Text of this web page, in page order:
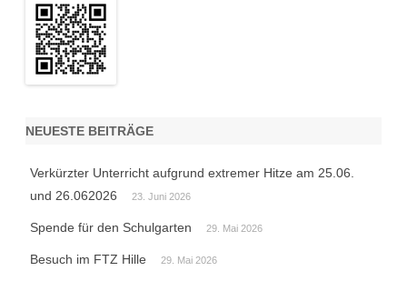
NEUESTE BEITRÄGE
Verkürzter Unterricht aufgrund extremer Hitze am 25.06.
und 26.062026
23. Juni 2026
Spende für den Schulgarten 29. Mai 2026
Besuch im FTZ Hille 29. Mai 2026